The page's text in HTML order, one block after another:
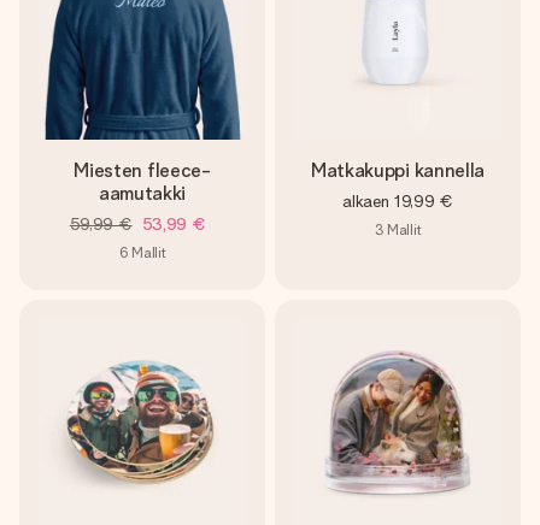
Miesten fleece-
aamutakki
59,99 € 53,99 €
6 Mallit
Matkakuppi kannella
alkaen 19,99 €
3 Mallit